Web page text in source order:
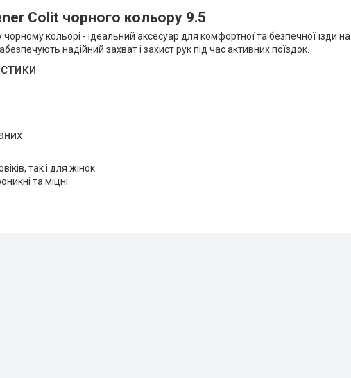
Colit чорного кольору 9.5
кольорі - ідеальний аксесуар для комфортної та безпечної їзди на
надійний захват і захист рук під час активних поїздок.
так і для жінок
та міцні